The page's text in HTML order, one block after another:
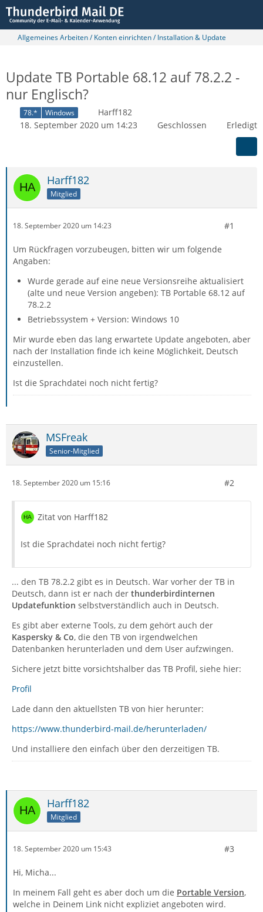
Allgemeines Arbeiten / Konten einrichten / Installation & Update
Update TB Portable 68.12 auf 78.2.2 -
nur Englisch?
78.* Windows
Harff182
18. September 2020 um 14:23
Geschlossen Erledigt
Harff182
Mitglied
18. September 2020 um 14:23 #1
Um Rückfragen vorzubeugen, bitten wir um folgende
Angaben:
Wurde gerade auf eine neue Versionsreihe aktualisiert
(alte und neue Version angeben): TB Portable 68.12 auf
78.2.2
Betriebssystem + Version: Windows 10
Mir wurde eben das lang erwartete Update angeboten, aber
nach der Installation finde ich keine Möglichkeit, Deutsch
einzustellen.
Ist die Sprachdatei noch nicht fertig?
MSFreak
Senior-Mitglied
18. September 2020 um 15:16 #2
Zitat von Harff182
Ist die Sprachdatei noch nicht fertig?
... den TB 78.2.2 gibt es in Deutsch. War vorher der TB in
Deutsch, dann ist er nach der thunderbirdinternen
Updatefunktion selbstverständlich auch in Deutsch.
Es gibt aber externe Tools, zu dem gehört auch der
Kaspersky & Co, die den TB von irgendwelchen
Datenbanken herunterladen und dem User aufzwingen.
Sichere jetzt bitte vorsichtshalber das TB Profil, siehe hier:
Profil
Lade dann den aktuellsten TB von hier herunter:
https://www.thunderbird-mail.de/herunterladen/
Und installiere den einfach über den derzeitigen TB.
Harff182
Mitglied
18. September 2020 um 15:43 #3
Hi, Micha...
In meinem Fall geht es aber doch um die Portable Version,
welche in Deinem Link nicht expliziet angeboten wird.